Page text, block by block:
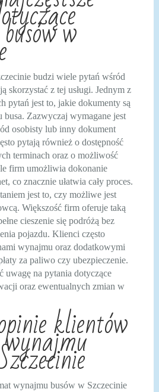
w
budzi wiele pytań wśród
skorzystać z tej usługi. Jednym z
pytań jest to, jakie dokumenty są
busa. Zazwyczaj wymagane jest
osobisty lub inny dokument
pytają również o dostępność
terminach oraz o możliwość
firm umożliwia dokonanie
co znacznie ułatwia cały proces.
jest to, czy możliwe jest
Większość firm oferuje taką
cieszenie się podróżą bez
pojazdu. Klienci często
wynajmu oraz dodatkowymi
za paliwo czy ubezpieczenie.
uwagę na pytania dotyczące
oraz ewentualnych zmian w
klientów
wynajmu busów w Szczecinie